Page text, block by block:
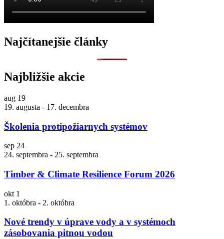
Najčítanejšie články
Najbližšie akcie
aug 19
19. augusta - 17. decembra
Školenia protipožiarnych systémov
sep 24
24. septembra - 25. septembra
Timber & Climate Resilience Forum 2026
okt 1
1. októbra - 2. októbra
Nové trendy v úprave vody a v systémoch
zásobovania pitnou vodou